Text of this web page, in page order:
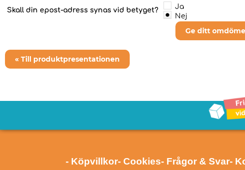
Skall din epost-adress synas vid betyget?
Ja
Nej
Ge ditt
« Till produktpresentationen
- Köpvillkor- Cookies- Frågor & Svar-